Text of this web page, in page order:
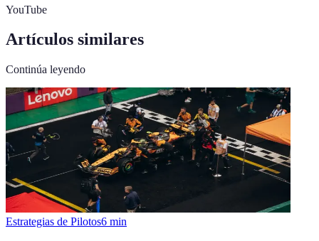
YouTube
Artículos similares
Continúa leyendo
Estrategias de Pilotos6 min